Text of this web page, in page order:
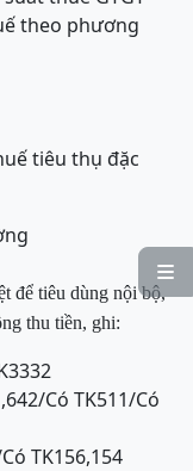

theo phương
tiêu thụ đặc
để tiêu dùng nội bộ,
thu tiền, ghi:
Có TK511/Có
TK156,154